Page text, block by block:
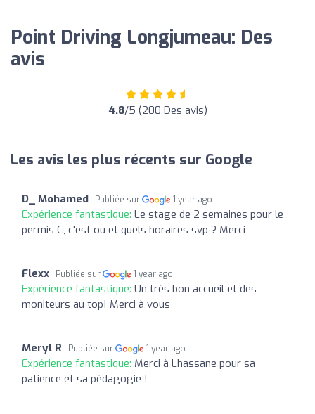
Point Driving Longjumeau: Des
avis
4.8/5 (200 Des avis)
Les avis les plus récents sur Google
D_ Mohamed Publiée sur 1 year ago
Expérience fantastique: Le stage de 2 semaines pour le
permis C, c'est ou et quels horaires svp ? Merci
Flexx Publiée sur 1 year ago
Expérience fantastique: Un très bon accueil et des
moniteurs au top! Merci à vous
Meryl R Publiée sur 1 year ago
Expérience fantastique: Merci à Lhassane pour sa
patience et sa pédagogie !